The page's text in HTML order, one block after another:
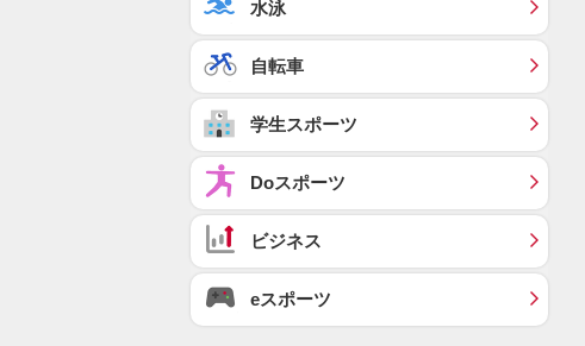
水泳
自転車
学生スポーツ
Doスポーツ
ビジネス
eスポーツ